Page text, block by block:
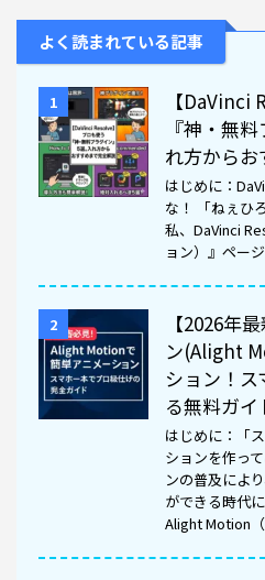
よく読まれている記事
1
【DaVinci
『神・無
れ方から
はじめに：
な！ 「ねぇひ
私、DaVinci
ョン）』ペー
2
【2026年
ン(Alight
ション！
る無料ガイ
はじめに：「
ションを作っ
ンの普及によ
ができる時代
Alight Motion